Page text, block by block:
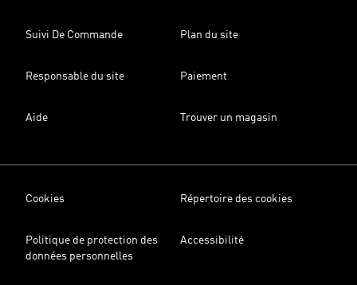
Suivi De Commande Plan du site
Responsable du site Paiement
Aide Trouver un magasin
Cookies Répertoire des cookies
Politique de protection des
données personnelles
Accessibilité